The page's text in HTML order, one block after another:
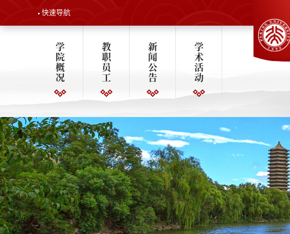
快速导航
学
院
概
况
教
职
员
工
新
闻
公
告
学
术
活
动